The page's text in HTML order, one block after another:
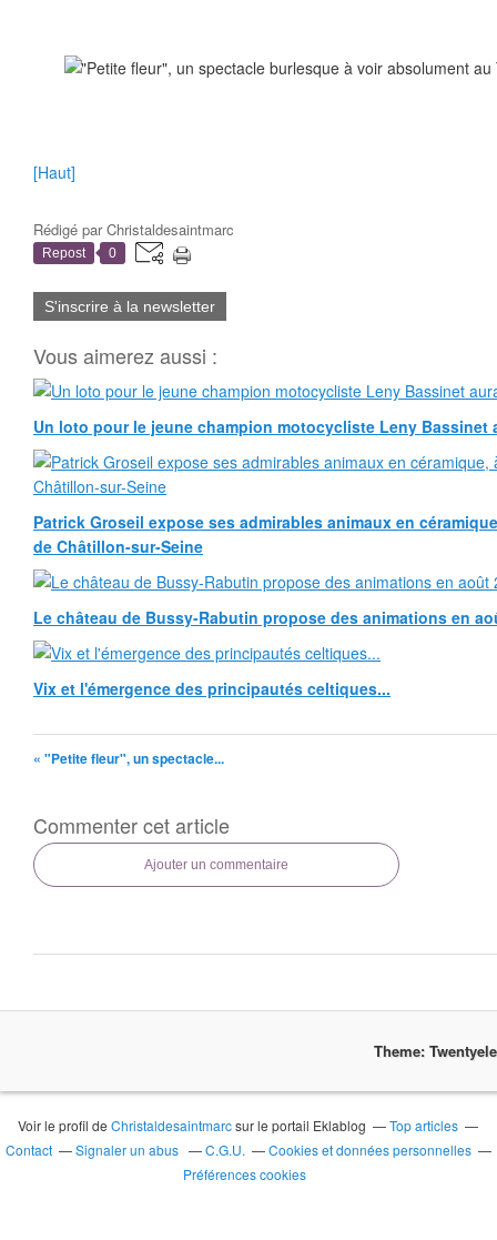
[Haut]
Rédigé parChristaldesaintmarc
Repost 0
S'inscrire à la newsletter
Vous aimerez aussi :
Un loto pour le jeune champion motocycliste Leny Bassinet
Patrick Groseil expose ses admirables animaux en
de Châtillon-sur-Seine
Le château de Bussy-Rabutin propose des animations en
Vix et l'émergence des principautés celtiques...
« "Petite fleur", un spectacle...
Commenter cet article
Ajouter un commentaire
Theme:
Voir le profil deChristaldesaintmarcsur le portail Eklablog
Top articles
Contact
Signaler un abus C.G.U.
Cookies et données personnelles
Préférences cookies